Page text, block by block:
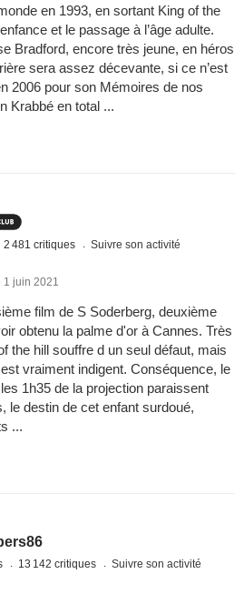
en 1993, en sortant King of the
et le passage à l’âge adulte.
Bradford, encore très jeune, en héros
sera assez décevante, si ce n’est
2006 pour son Mémoires de nos
Krabbé en total ...
2 481 critiques Suivre son activité
1 juin 2021
film de S Soderberg, deuxième
obtenu la palme d'or à Cannes. Très
the hill souffre d un seul défaut, mais
vraiment indigent. Conséquence, le
1h35 de la projection paraissent
le destin de cet enfant surdoué,
...
13 142 critiques Suivre son activité